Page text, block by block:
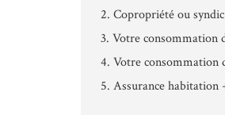
2. Copropriété ou
3. Votre consommation
4. Votre consommation
5. Assurance habitation